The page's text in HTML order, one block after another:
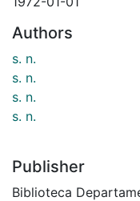
Authors
s. n.
s. n.
s. n.
s. n.
Publisher
Biblioteca